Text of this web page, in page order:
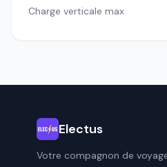
Charge verticale max
Electus
Votre compagnon de